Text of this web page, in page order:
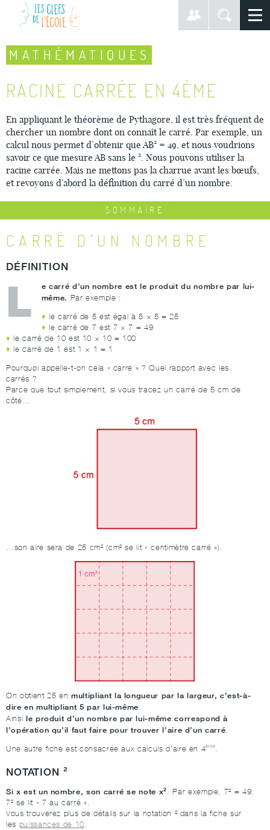
MATHÉMATIQUES
RACINE CARRÉE EN 4ÈME
En appliquant le théorème de Pythagore, il est très fréquent de
chercher un nombre dont on connaît le carré. Par exemple, un
calcul nous permet d’obtenir que AB² = 49, et nous voudrions
savoir ce que mesure AB sans le ². Nous pouvons utiliser la
racine carrée. Mais ne mettons pas la charrue avant les bœufs,
et revoyons d’abord la définition du carré d’un nombre.
SOMMAIRE
CARRÉ D’UN NOMBRE
DÉFINITION
L
e carré d’un nombre est le produit du nombre par lui-
même. Par exemple :
le carré de 5 est égal à 5 × 5 = 25
le carré de 7 est 7 × 7 = 49
le carré de 10 est 10 × 10 = 100
le carré de 1 est 1 × 1 = 1
Pourquoi appelle-t-on cela « carré » ? Quel rapport avec les
carrés ?
Parce que tout simplement, si vous tracez un carré de 5 cm de
côté…
…son aire sera de 25 cm² (cm² se lit « centimètre carré »).
On obtient 25 enmultipliant la longueur par la largeur, c’est-à-
dire en multipliant 5 par lui-même
Ainsi le produit d’un nombre par lui-même correspond à
l’opération qu’il faut faire pour trouver l’aire d’un carré
Une autre fiche est consacrée aux calculs d’aire en 4ème
NOTATION ²
Si x est un nombre, son carré se note x² . Par exemple, 7² = 49.
7² se lit « 7 au carré ».
Vous trouverez plus de détails sur la notation ² dans la fiche sur
les puissances de 10